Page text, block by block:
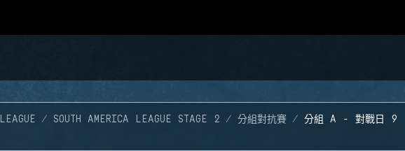
SOUTH AMERICA LEAGUE STAGE 2 分組對抗賽 分組 A - 對戰日 9